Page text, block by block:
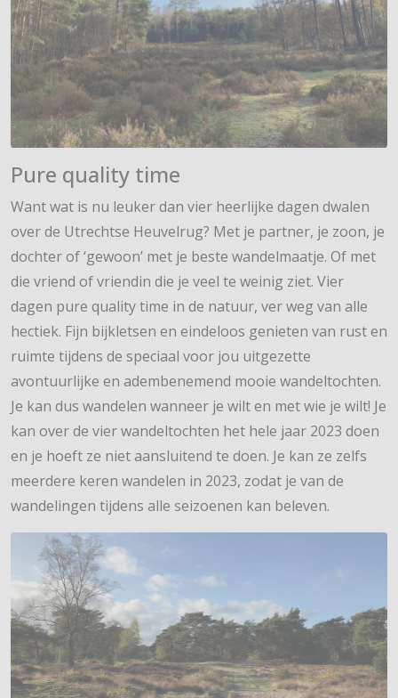
Pure quality time
Want wat is nu leuker dan vier heerlijke dagen dwalen
over de Utrechtse Heuvelrug? Met je partner, je zoon, je
dochter of ‘gewoon’ met je beste wandelmaatje. Of met
die vriend of vriendin die je veel te weinig ziet. Vier
dagen pure quality time in de natuur, ver weg van alle
hectiek. Fijn bijkletsen en eindeloos genieten van rust en
ruimte tijdens de speciaal voor jou uitgezette
avontuurlijke en adembenemend mooie wandeltochten.
Je kan dus wandelen wanneer je wilt en met wie je wilt! Je
kan over de vier wandeltochten het hele jaar 2023 doen
en je hoeft ze niet aansluitend te doen. Je kan ze zelfs
meerdere keren wandelen in 2023, zodat je van de
wandelingen tijdens alle seizoenen kan beleven.